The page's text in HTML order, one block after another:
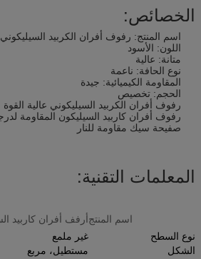
الخصائص:
اسم المنتج: رفوف أفران الكربيد السيليكوني
اللون: الأسود
متانة: عالية
نوع الحافة: ناعمة
المقاومة الكيميائية: جيدة
الحجم: تخصيص
رفوف أفران الكربيد السيليكوني عالية القوة
رفوف أفران كاربيد السيليكون المقاومة
صفيحة سيك مقاومة للنار
المعلمات التقنية:
اسم المنتج أرفف أفران كاربيد
نوع السطح
غير ملمع
الشكل
مستطيل، مربع